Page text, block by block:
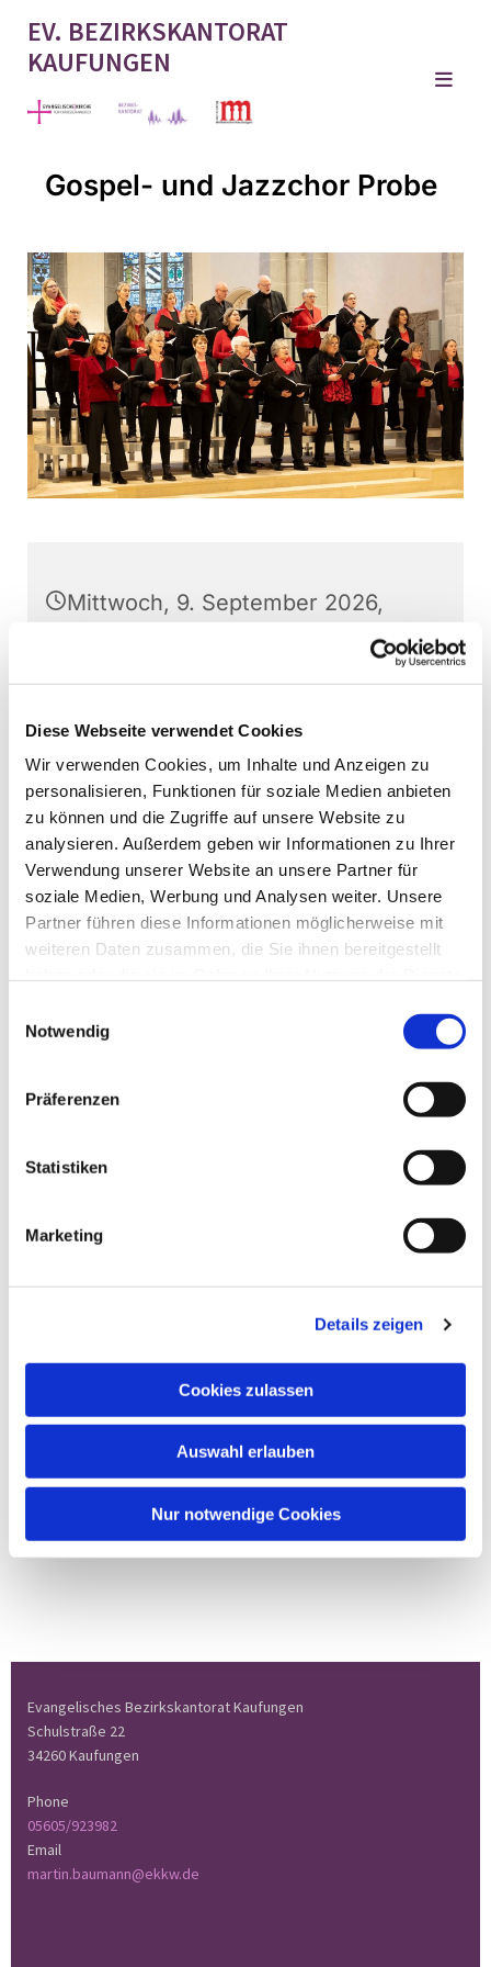
Diese Webseite verwendet Cookies
Wir verwenden Cookies, um Inhalte und Anzeigen zu
personalisieren, Funktionen für soziale Medien anbieten
zu können und die Zugriffe auf unsere Website zu
analysieren. Außerdem geben wir Informationen zu Ihrer
Verwendung unserer Website an unsere Partner für
soziale Medien, Werbung und Analysen weiter. Unsere
Partner führen diese Informationen möglicherweise mit
weiteren Daten zusammen, die Sie ihnen bereitgestellt
Notwendig
Präferenzen
Statistiken
Marketing
Details zeigen
Cookies zulassen
Auswahl erlauben
Nur notwendige Cookies
EV. BEZIRKSKANTORAT
KAUFUNGEN
Gospel- und Jazzchor Probe
Mittwoch, 9. September 2026,
Schulstraße 22, 34260 Kaufungen
Gospel- und Jazzchor Kaufungen,
Martin Baumann (Leitung)
Interessierte können jederzeit - außer direkt vor
Chormitglieder informieren sich bitte anhand
andere Räume verlegte Proben.
Evangelisches Bezirkskantorat Kaufungen
Schulstraße 22
34260 Kaufungen
Phone
05605/923982
Email
martin.baumann@ekkw.de